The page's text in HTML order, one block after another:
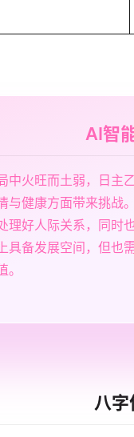
AI智
中火旺而土弱，日主
与健康方面带来挑战
理好人际关系，同时
具备发展空间，但也
八字